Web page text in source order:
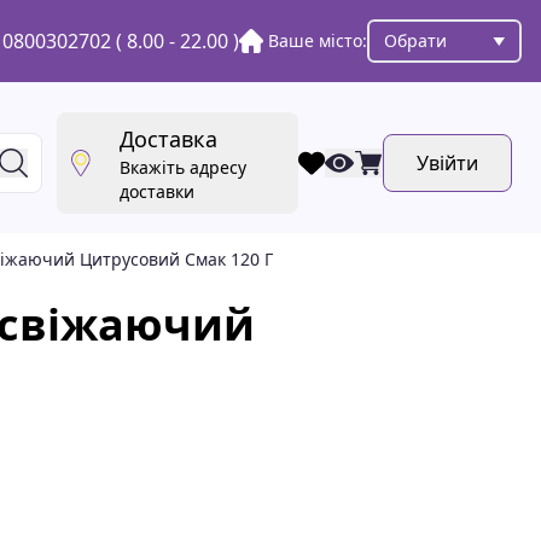
0800302702( 8.00 - 22.00 ) Ваше місто: Обрати
Доставка
Вкажіть адресу
доставки
Увійти
Цитрусовий Смак 120 Г